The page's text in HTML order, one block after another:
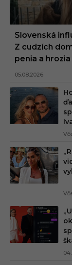
Slovenská
Z cudzích
penia a
05.08.2026